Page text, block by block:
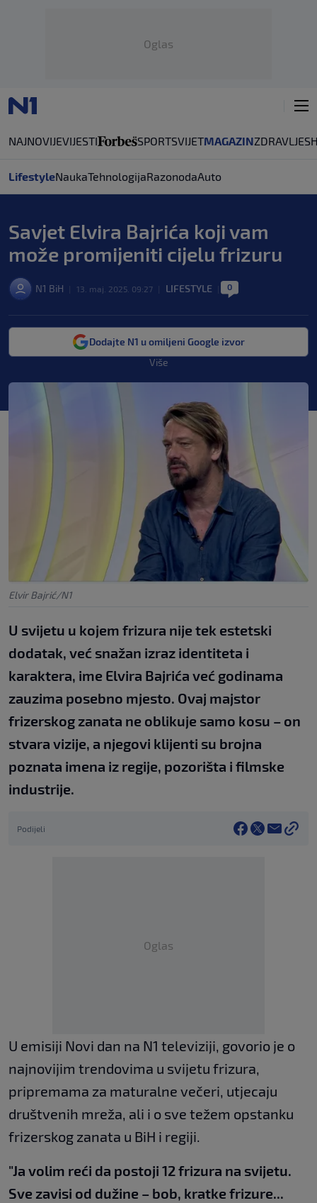
Oglas
NAJNOVIJEVIJESTI SPORTSVIJETMAGAZINZDRAVLJE
LifestyleNaukaTehnologijaRazonodaAuto
Savjet Elvira Bajrića koji vam
može promijeniti cijelu frizuru
N1 BiH 13. maj. 2025. 09:27 LIFESTYLE 0
Dodajte N1 u omiljeni Google izvor
Više
Elvir Bajrić/N1
U svijetu u kojem frizura nije tek estetski
dodatak, već snažan izraz identiteta i
karaktera, ime Elvira Bajrića već godinama
zauzima posebno mjesto. Ovaj majstor
frizerskog zanata ne oblikuje samo kosu – on
stvara vizije, a njegovi klijenti su brojna
poznata imena iz regije, pozorišta i filmske
industrije.
Podijeli
Oglas
U emisiji Novi dan na N1 televiziji, govorio je o
najnovijim trendovima u svijetu frizura,
pripremama za maturalne večeri, utjecaju
društvenih mreža, ali i o sve težem opstanku
frizerskog zanata u BiH i regiji.
"Ja volim reći da postoji 12 frizura na svijetu.
Sve zavisi od dužine – bob, kratke frizure...